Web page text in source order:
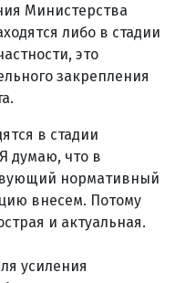
Министерства
либо в стадии
это
закрепления
в стадии
думаю, что в
нормативный
внесем. Потому
и актуальная.
усиления